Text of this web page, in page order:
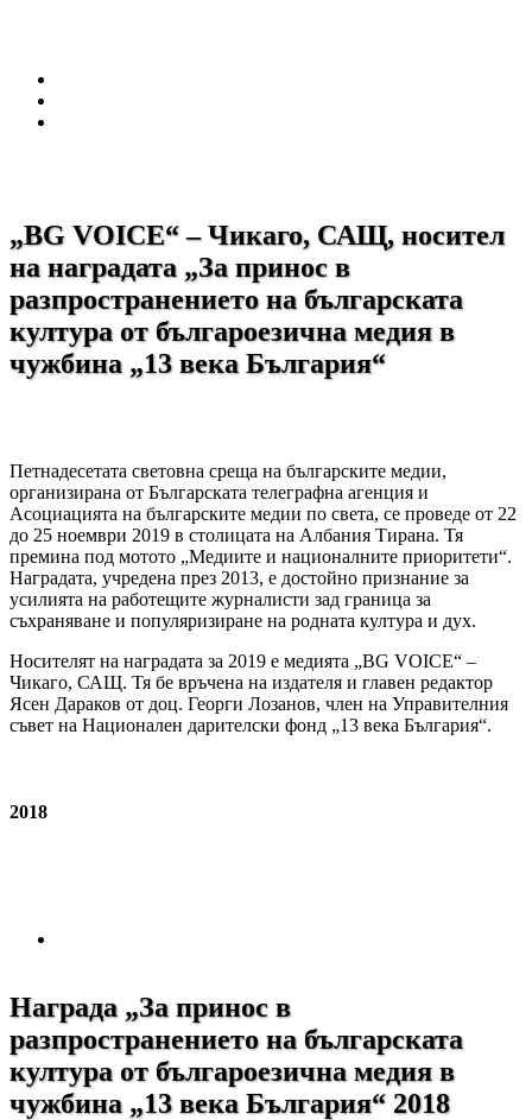
„BG VOICE“ – Чикаго, САЩ, носител
на наградата „За принос в
разпространението на българската
култура от българоезична медия в
чужбина „13 века България“
Петнадесетата световна среща на българските медии,
организирана от Българската телеграфна агенция и
Асоциацията на българските медии по света, се проведе от 22
до 25 ноември 2019 в столицата на Албания Тирана. Тя
премина под мотото „Медиите и националните приоритети“.
Наградата, учредена през 2013, е достойно признание за
усилията на работещите журналисти зад граница за
съхраняване и популяризиране на родната култура и дух.
Носителят на наградата за 2019 е медията „BG VOICE“ –
Чикаго, САЩ. Тя бе връчена на издателя и главен редактор
Ясен Дараков от доц. Георги Лозанов, член на Управителния
съвет на Национален дарителски фонд „13 века България“.
2018
Награда „За принос в
разпространението на българската
култура от българоезична медия в
чужбина „13 века България“ 2018